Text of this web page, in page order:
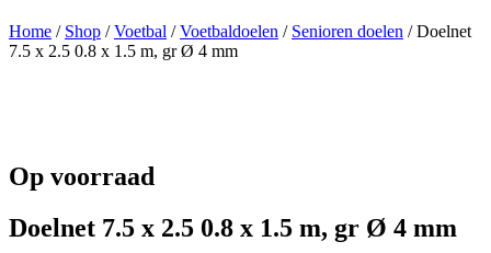
Home / Shop /Voetbal /Voetbaldoelen / Senioren doelen / Doelnet
7.5 x 2.5 0.8 x 1.5 m, gr Ø 4 mm
Op voorraad
Doelnet 7.5 x 2.5 0.8 x 1.5 m, gr Ø 4 mm